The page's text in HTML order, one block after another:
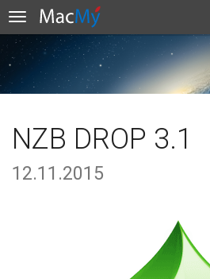
NZB DROP 3.1
12.11.2015